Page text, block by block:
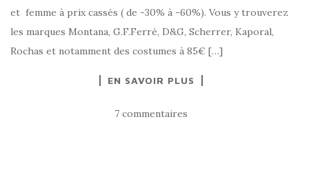
et femme à prix cassés ( de -30% à -60%). Vous y trouverez
les marques Montana, G.F.Ferré, D&G, Scherrer, Kaporal,
Rochas et notamment des costumes à 85€ […]
EN SAVOIR PLUS
7 commentaires